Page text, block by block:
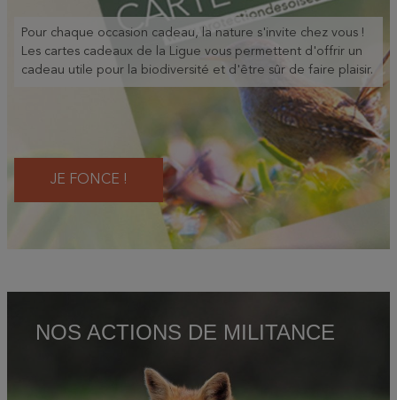
Pour chaque occasion cadeau, la nature s'invite chez vous !
Les cartes cadeaux de la Ligue vous permettent d'offrir un
cadeau utile pour la biodiversité et d'être sûr de faire plaisir.
JE FONCE !
NOS ACTIONS DE MILITANCE